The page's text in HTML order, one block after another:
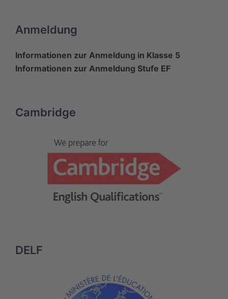
Anmeldung
Informationen zur Anmeldung in Klasse 5
Informationen zur Anmeldung Stufe EF
Cambridge
DELF